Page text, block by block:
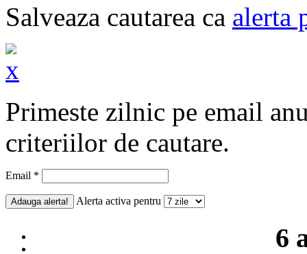
Salveaza cautarea ca alerta
Primeste zilnic pe email
criteriilor de cautare.
Email *
Alerta activa pentru
6